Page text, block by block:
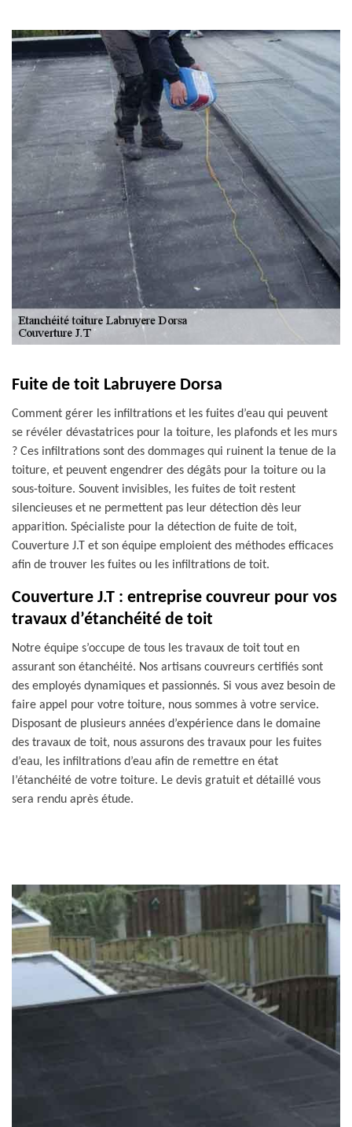
Fuite de toit Labruyere Dorsa
Comment gérer les infiltrations et les fuites d’eau qui peuvent
se révéler dévastatrices pour la toiture, les plafonds et les murs
? Ces infiltrations sont des dommages qui ruinent la tenue de la
toiture, et peuvent engendrer des dégâts pour la toiture ou la
sous-toiture. Souvent invisibles, les fuites de toit restent
silencieuses et ne permettent pas leur détection dès leur
apparition. Spécialiste pour la détection de fuite de toit,
Couverture J.T et son équipe emploient des méthodes efficaces
afin de trouver les fuites ou les infiltrations de toit.
Couverture J.T : entreprise couvreur pour vos
travaux d’étanchéité de toit
Notre équipe s’occupe de tous les travaux de toit tout en
assurant son étanchéité. Nos artisans couvreurs certifiés sont
des employés dynamiques et passionnés. Si vous avez besoin de
faire appel pour votre toiture, nous sommes à votre service.
Disposant de plusieurs années d’expérience dans le domaine
des travaux de toit, nous assurons des travaux pour les fuites
d’eau, les infiltrations d’eau afin de remettre en état
l’étanchéité de votre toiture. Le devis gratuit et détaillé vous
sera rendu après étude.